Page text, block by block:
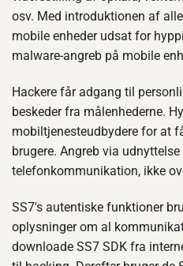
osv. Med introduktionen af
mobile enheder udsat for
malware-angreb på mobile
Hackere får adgang til
beskeder fra målenhederne.
mobiltjenesteudbydere for at
brugere. Angreb via
telefonkommunikation, ikke
SS7's autentiske funktioner
oplysninger om al
downloade SS7 SDK fra